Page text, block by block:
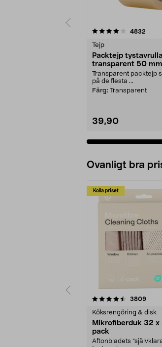
4832
Tejp
Packtejp
transparent 50
Transparent packtejp
på de flesta ...
Färg: Transparent
39,90
4.5 av 5
Ovanligt bra
Kolla priset
3809
Köksrengöring & disk
Mikrofiberduk 32 x
pack
Aftonbladets
4.0av 5